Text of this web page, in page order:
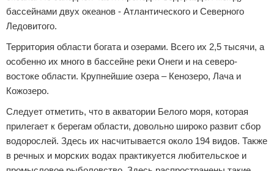
бассейнами двух океанов - Атлантического и Северного
Ледовитого.
Территория области богата и озерами. Всего их 2,5 тысячи, а
особенно их много в бассейне реки Онеги и на северо-
востоке области. Крупнейшие озера – Кенозеро, Лача и
Кожозеро.
Следует отметить, что в акватории Белого моря, которая
прилегает к берегам области, довольно широко развит сбор
водорослей. Здесь их насчитывается около 194 видов. Также
в речных и морских водах практикуется любительское и